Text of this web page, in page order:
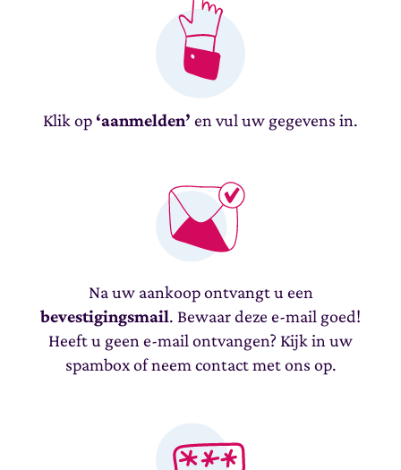
Klik op ‘aanmelden’ en vul uw gegevens in.
Na uw aankoop ontvangt u een
bevestigingsmail. Bewaar deze e-mail goed!
Heeft u geen e-mail ontvangen? Kijk in uw
spambox of neem contact met ons op.